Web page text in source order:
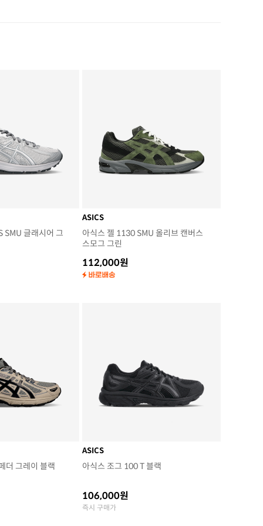
SMU 글래시어 그
ASICS
아식스 젤 1130 SMU 올리브 캔버스
스모그 그린
112,000원
더 그레이 블랙
ASICS
아식스 조그 100 T 블랙
106,000원
즉시 구매가